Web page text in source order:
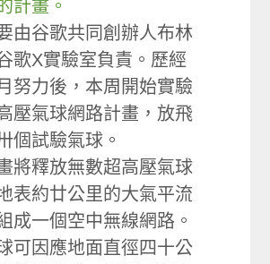
計畫。
由谷歌共同創辦人布林
歌X實驗室負責。歷經
努力後，本周開始實驗
壓氣球網路計畫，放飛
個試驗氣球。
將釋放無數超高壓氣球
表約廿公里的大氣平流
成一個空中無線網路。
可因應地面直徑四十公